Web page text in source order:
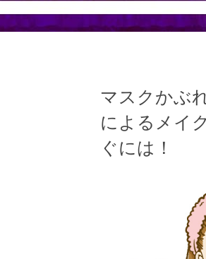
マスクかぶ
によるメイ
ぐには！